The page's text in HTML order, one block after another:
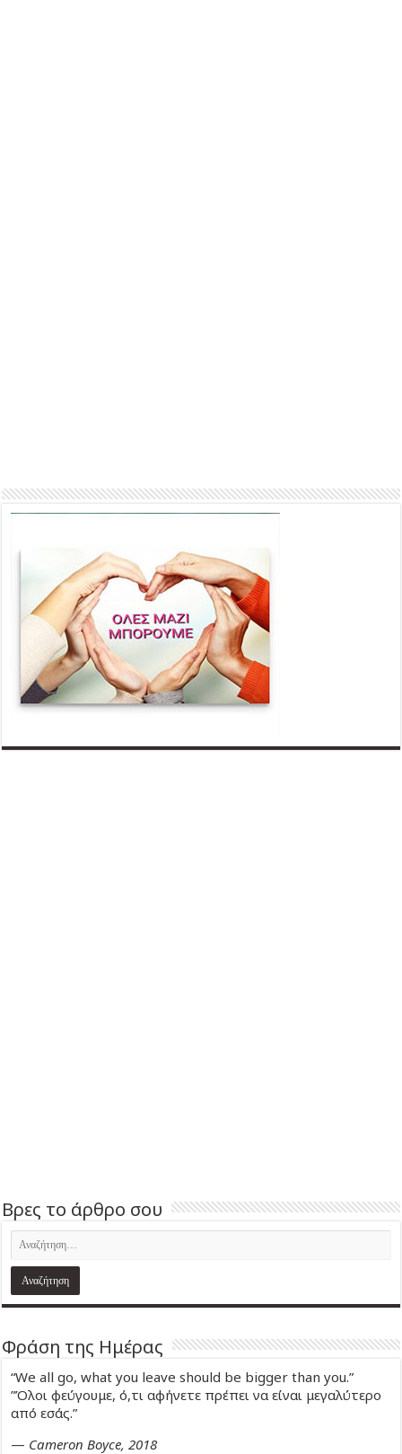
Βρες το άρθρο σου
Φράση της Ημέρας
“We all go, what you leave should be bigger than you.”
”Όλοι φεύγουμε, ό,τι αφήνετε πρέπει να είναι μεγαλύτερο
από εσάς.”
— Cameron Boyce, 2018